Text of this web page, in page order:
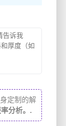
定制的解
分析。.